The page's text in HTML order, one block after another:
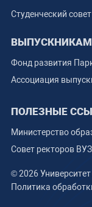
Студенческий совет
Фонд развития
Ассоциация
ПОЛЕЗНЫЕ
Министерство
Совет ректоров
© 2026
Политика